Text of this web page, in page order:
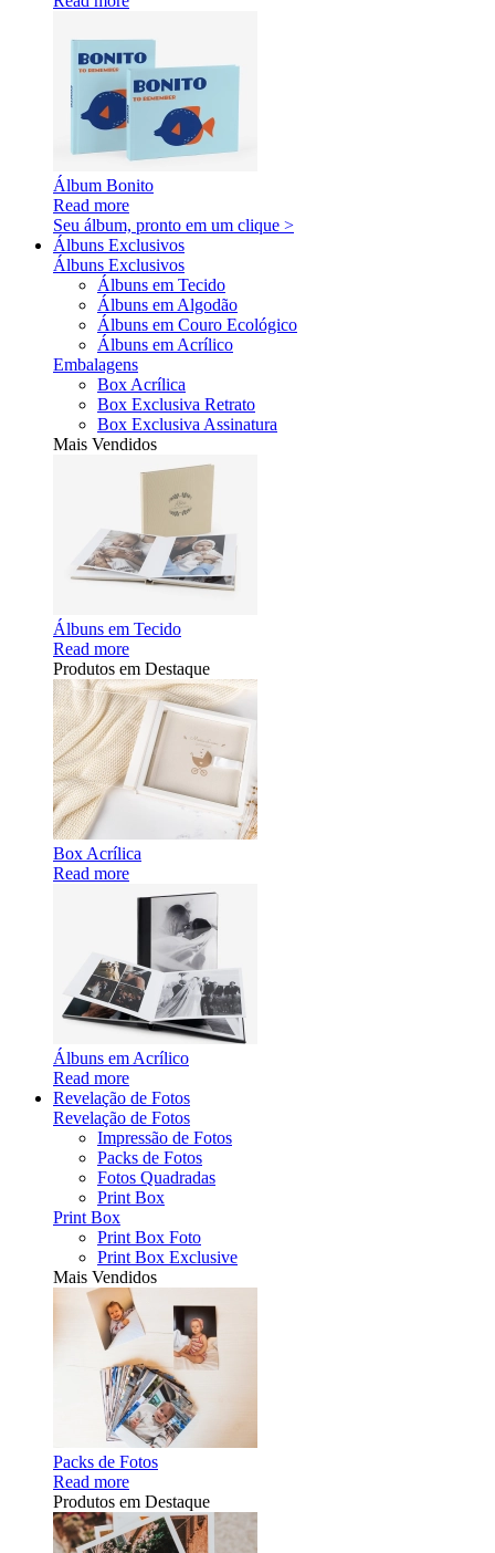
Álbum Bonito
Read more
Seu álbum, pronto em um clique >
Álbuns Exclusivos
Álbuns Exclusivos
Álbuns em Tecido
Álbuns em Algodão
Álbuns em Couro Ecológico
Álbuns em Acrílico
Embalagens
Box Acrílica
Box Exclusiva Retrato
Box Exclusiva Assinatura
Mais Vendidos
Álbuns em Tecido
Read more
Produtos em Destaque
Box Acrílica
Read more
Álbuns em Acrílico
Read more
Revelação de Fotos
Revelação de Fotos
Impressão de Fotos
Packs de Fotos
Fotos Quadradas
Print Box
Print Box
Print Box Foto
Print Box Exclusive
Mais Vendidos
Packs de Fotos
Read more
Produtos em Destaque